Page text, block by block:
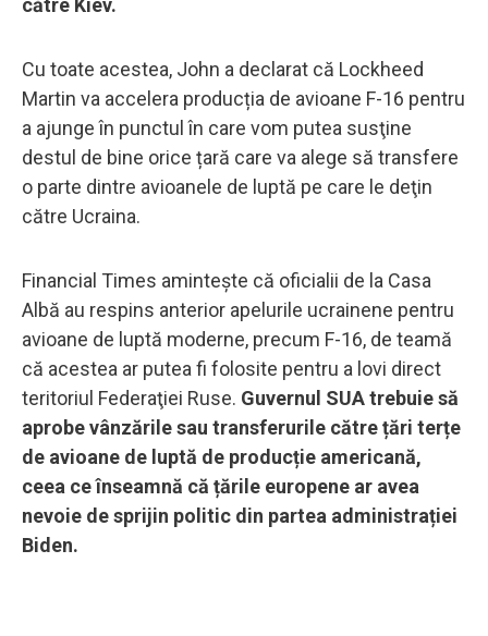
Cu toate acestea, John a declarat că Lockheed
Martin va accelera producția de avioane F-16 pentru
a ajunge în punctul în care vom putea susţine
destul de bine orice țară care va alege să transfere
o parte dintre avioanele de luptă pe care le deţin
către Ucraina.
Financial Times aminteşte că oficialii de la Casa
Albă au respins anterior apelurile ucrainene pentru
avioane de luptă moderne, precum F-16, de teamă
că acestea ar putea fi folosite pentru a lovi direct
teritoriul Federaţiei Ruse. Guvernul SUA trebuie să
aprobe vânzările sau transferurile către țări terțe
de avioane de luptă de producție americană,
ceea ce înseamnă că țările europene ar avea
nevoie de sprijin politic din partea administrației
Biden.